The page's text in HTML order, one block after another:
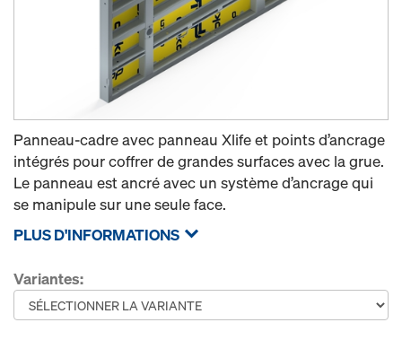
Panneau-cadre avec panneau Xlife et points d’ancrage
intégrés pour coffrer de grandes surfaces avec la grue.
Le panneau est ancré avec un système d’ancrage qui
se manipule sur une seule face.
PLUS D'INFORMATIONS
Variantes: